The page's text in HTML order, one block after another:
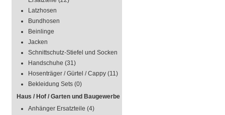
Latzhosen
Bundhosen
Beinlinge
Jacken
Schnittschutz-Stiefel und Socken
Handschuhe (31)
Hosenträger / Gürtel / Cappy (11)
Bekleidung Sets (0)
Haus / Hof / Garten und Baugewerbe
Anhänger Ersatzteile (4)